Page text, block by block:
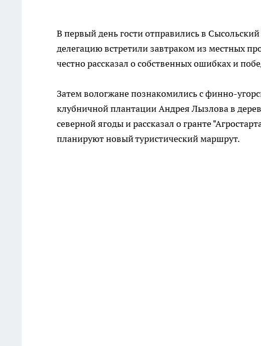
В первый день гости отправились в
делегацию встретили завтраком из местных
честно рассказал о собственных ошибках и
Затем вологжане познакомились с финно-
клубничной плантации Андрея Лызлова в
северной ягоды и рассказал о гранте
планируют новый туристический маршрут.